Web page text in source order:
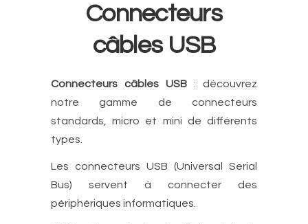
Connecteurs
câbles USB
Connecteurs câbles USB : découvrez
notre gamme de connecteurs
standards, micro et mini de différents
types.
Les connecteurs USB (Universal Serial
Bus) servent à connecter des
périphériques informatiques.